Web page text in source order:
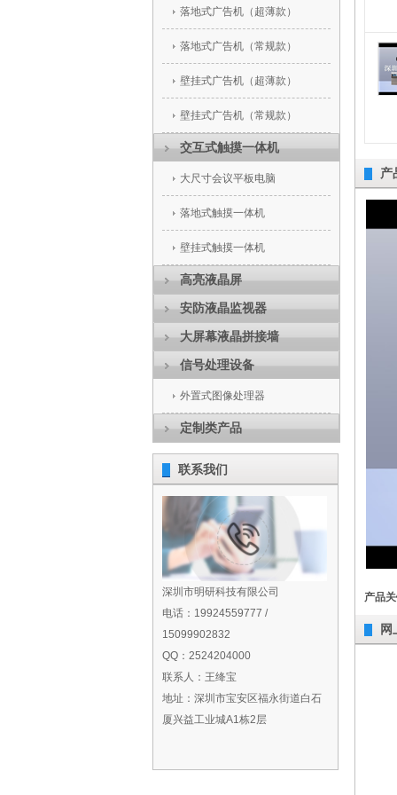
落地式广告机（超薄款）
落地式广告机（常规款）
壁挂式广告机（超薄款）
壁挂式广告机（常规款）
交互式触摸一体机
大尺寸会议平板电脑
落地式触摸一体机
壁挂式触摸一体机
高亮液晶屏
安防液晶监视器
大屏幕液晶拼接墙
信号处理设备
外置式图像处理器
定制类产品
联系我们
深圳市明研科技有限公司
电话：19924559777 /
15099902832
QQ：2524204000
联系人：王绛宝
地址：深圳市宝安区福永街道白石
厦兴益工业城A1栋2层
产
产品
网